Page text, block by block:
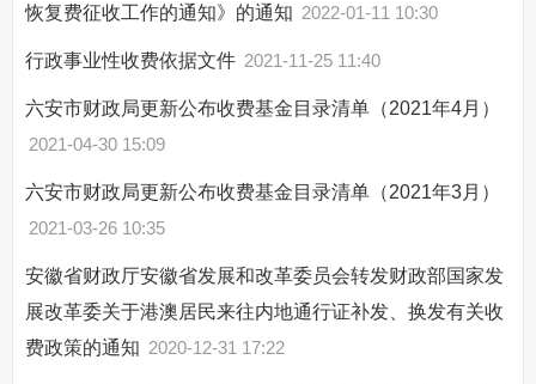
恢复费征收工作的通知》的通知 2022-01-11 10:30
行政事业性收费依据文件 2021-11-25 11:40
六安市财政局更新公布收费基金目录清单（2021年4月）
2021-04-30 15:09
六安市财政局更新公布收费基金目录清单（2021年3月）
2021-03-26 10:35
安徽省财政厅安徽省发展和改革委员会转发财政部国家发
展改革委关于港澳居民来往内地通行证补发、换发有关收
费政策的通知 2020-12-31 17:22